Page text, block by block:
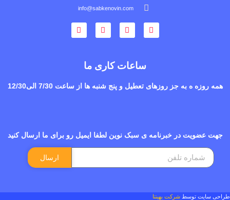
info@sabkenovin.com
ساعات کاری ما
همه روزه ه به جز روزهای تعطیل و پنج شنبه ها از ساعت 7/30 الی12/30
جهت عضویت در خبرنامه ی سبک نوین لطفا ایمیل رو برای ما ارسال کنید
ارسال
طراحی سایت توسط شرکت بهینتا